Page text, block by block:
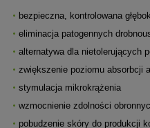
bezpieczna, kontrolowana
eliminacja patogennych
alternatywa dla nietolerujących
zwiększenie poziomu absorbcji
stymulacja mikrokrążenia
wzmocnienie zdolności
pobudzenie skóry do produkcji